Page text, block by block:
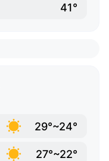
41°
29°~24°
27°~22°